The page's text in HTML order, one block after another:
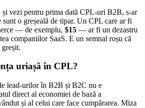
vezi pentru prima dată CPL-uri B2B, s-ar
sunt o greșeală de tipar. Un CPL care ar fi
— de exemplu, $15 — ar fi un dezastru
companiilor SaaS. E un semnal roșu că
uriașă în CPL?
lead-urilor în B2B și B2C nu e
direct al economiei de bază a
și al celui care face cumpărarea. Miza